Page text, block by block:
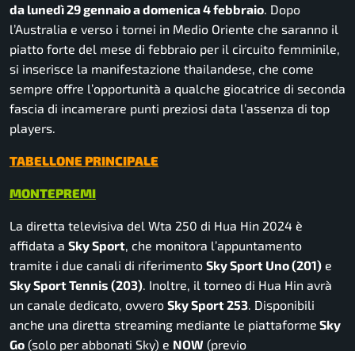
da lunedì 29 gennaio a domenica 4 febbraio . Dopo
l’Australia e verso i tornei in Medio Oriente che saranno il
piatto forte del mese di febbraio per il circuito femminile,
si inserisce la manifestazione thailandese, che come
sempre offre l’opportunità a qualche giocatrice di seconda
fascia di incamerare punti preziosi data l’assenza di top
players.
TABELLONE PRINCIPALE
MONTEPREMI
La diretta televisiva del Wta 250 di Hua Hin 2024 è
affidata a Sky Sport , che monitora l’appuntamento
tramite i due canali di riferimento Sky Sport Uno (201) e
Sky Sport Tennis (203) . Inoltre, il torneo di Hua Hin avrà
un canale dedicato, ovvero Sky Sport 253 . Disponibili
anche una diretta streaming mediante le piattaforme Sky
Go (solo per abbonati Sky) e NOW (previo